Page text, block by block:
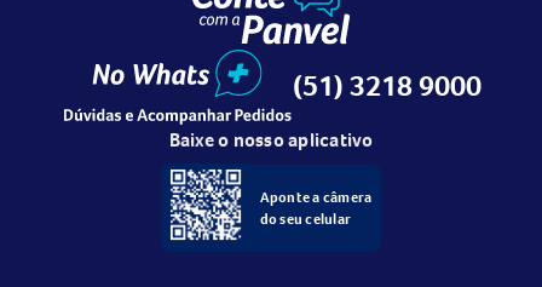
(51) 3218 9000
Baixe o nosso aplicativo
Aponte a câmera
do seu celular